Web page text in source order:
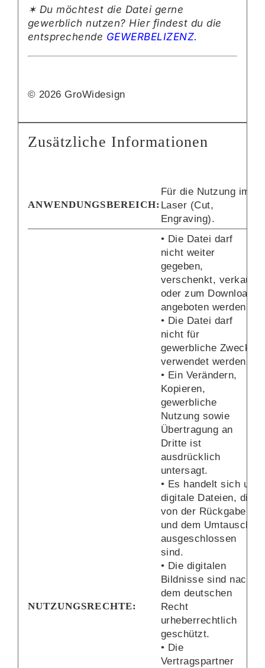
✶ Du möchtest die Datei gerne
gewerblich nutzen? Hier findest du die
entsprechende GEWERBELIZENZ.
© 2026 GroWidesign
Zusätzliche Informationen
ANWENDUNGSBEREICH:
Für die Nutzung im
Laser (Cut,
Engraving).
NUTZUNGSRECHTE:
• Die Datei darf
nicht weiter
gegeben,
verschenkt, verkauft
oder zum Download
angeboten werden.
• Die Datei darf
nicht für
gewerbliche Zwecke
verwendet werden.
• Ein Verändern,
Kopieren,
gewerbliche
Nutzung sowie
Übertragung an
Dritte ist
ausdrücklich
untersagt.
• Es handelt sich um
digitale Dateien, die
von der Rückgabe
und dem Umtausch
ausgeschlossen
sind.
• Die digitalen
Bildnisse sind nach
dem deutschen
Recht
urheberrechtlich
geschützt.
• Die
Vertragspartner